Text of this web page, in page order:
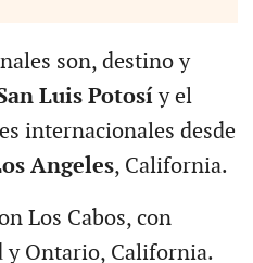
son, destino y
Luis Potosíy el
internacionales desde
Angeles, California.
Los Cabos, con
y Ontario, California.